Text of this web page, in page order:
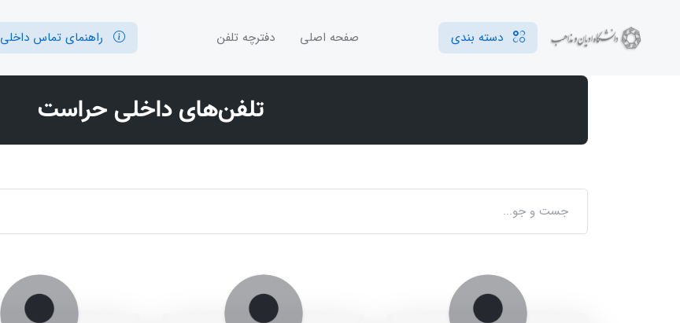
دسته بندی صفحه اصلی دفترچه تلفن راهنمای تماس داخلی
تلفن‌های داخلی حراست